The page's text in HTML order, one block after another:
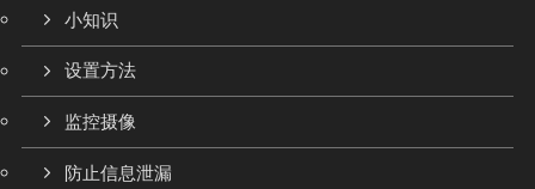
小知识
设置方法
监控摄像
防止信息泄漏